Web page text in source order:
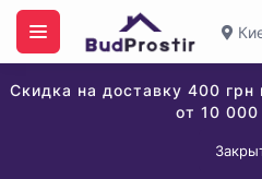
Скидка на доставку 400 грн
от 10 000